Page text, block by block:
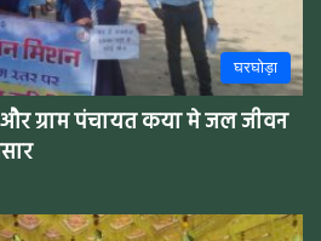
घरघोड़ा
ग्राम पंचायत कया मे जल जीवन